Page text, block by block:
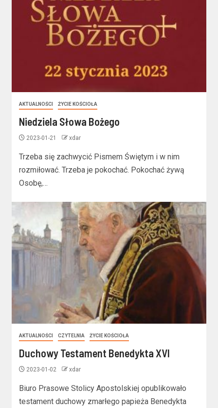
AKTUALNOŚCI ŻYCIE KOŚCIOŁA
Niedziela Słowa Bożego
2023-01-21 xdar
Trzeba się zachwycić Pismem Świętym i w nim
rozmiłować. Trzeba je pokochać. Pokochać żywą
Osobę,…
AKTUALNOŚCI CZYTELNIA ŻYCIE KOŚCIOŁA
Duchowy Testament Benedykta XVI
2023-01-02 xdar
Biuro Prasowe Stolicy Apostolskiej opublikowało
testament duchowy zmarłego papieża Benedykta